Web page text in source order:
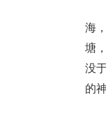
海
塘
没
的